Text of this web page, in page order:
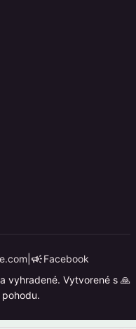
campaignFacebook
vyhradené. Vytvorené s 🙏